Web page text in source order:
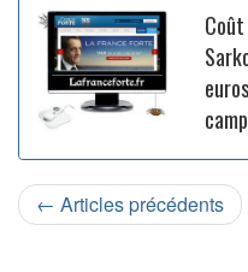
← Articles précédents